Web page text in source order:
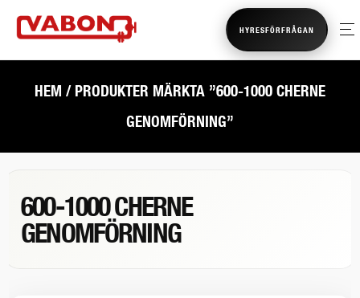
HYRESFÖRFRÅGAN
HEM / PRODUKTER MÄRKTA ”600-1000 CHERNE
GENOMFÖRNING”
600-1000 CHERNE
GENOMFÖRNING